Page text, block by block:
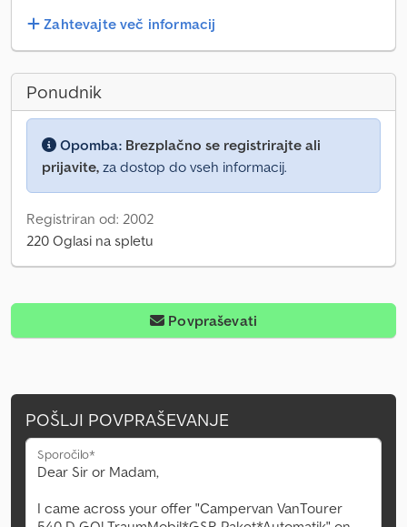
Zahtevajte več informacij
Ponudnik
Opomba: Brezplačno se registrirajte ali
prijavite, za dostop do vseh informacij.
Registriran od: 2002
220 Oglasi na spletu
Povpraševati
POŠLJI POVPRAŠEVANJE
Sporočilo*